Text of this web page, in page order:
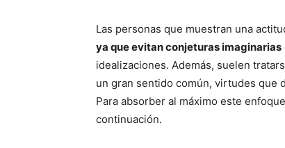
Las personas que muestran una
ya que evitan conjeturas imaginarias
idealizaciones. Además, suelen
un gran sentido común, virtudes que
Para absorber al máximo este
continuación.